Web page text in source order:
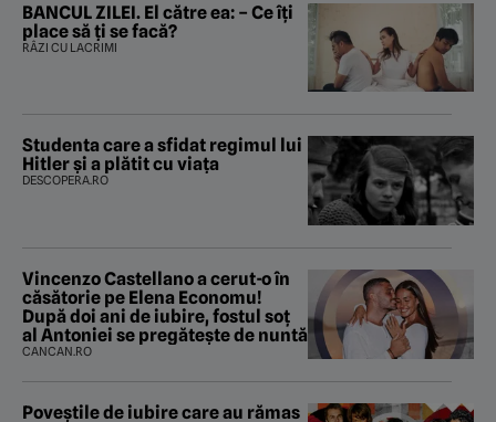
BANCUL ZILEI. El către ea: – Ce îți
place să ți se facă?
RÂZI CU LACRIMI
Studenta care a sfidat regimul lui
Hitler și a plătit cu viața
DESCOPERA.RO
Vincenzo Castellano a cerut-o în
căsătorie pe Elena Economu!
După doi ani de iubire, fostul soț
al Antoniei se pregătește de nuntă
CANCAN.RO
Poveştile de iubire care au rămas